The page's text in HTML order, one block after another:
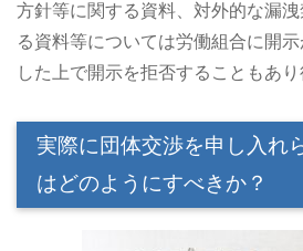
方針等に関する資料、対外的な漏
る資料等については労働組合に開
した上で開示を拒否することもあり
実際に団体交渉を申し入れ
はどのようにすべきか？